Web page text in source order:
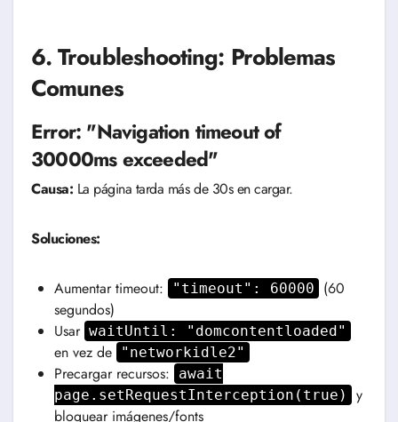
6. Troubleshooting: Problemas
Comunes
Error: "Navigation timeout of
30000ms exceeded"
Causa: La página tarda más de 30s en cargar.
Soluciones:
Aumentar timeout: "timeout": 60000
(60
segundos)
Usar waitUntil: "domcontentloaded"
en vez de "networkidle2"
Precargar recursos:
await
page.setRequestInterception(true)
y
bloquear imágenes/fonts